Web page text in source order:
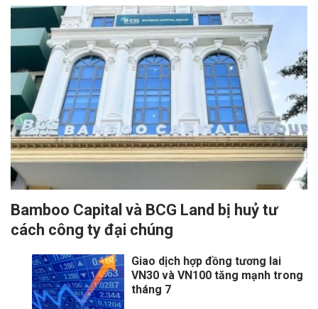
Bamboo Capital và BCG Land bị huỷ tư
cách công ty đại chúng
Giao dịch hợp đồng tương lai
VN30 và VN100 tăng mạnh trong
tháng 7